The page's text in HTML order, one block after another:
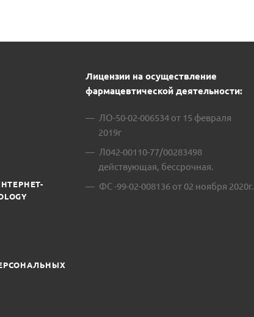
Лицензии на осуществление
фармацевтической деятельности:
ЛО-50-02-006534 от 15 февраля
2019г
Л042-00110-77/00283498
действующая, бессрочная.
ФС -99-02-008136 от 02 ноября 2020г.